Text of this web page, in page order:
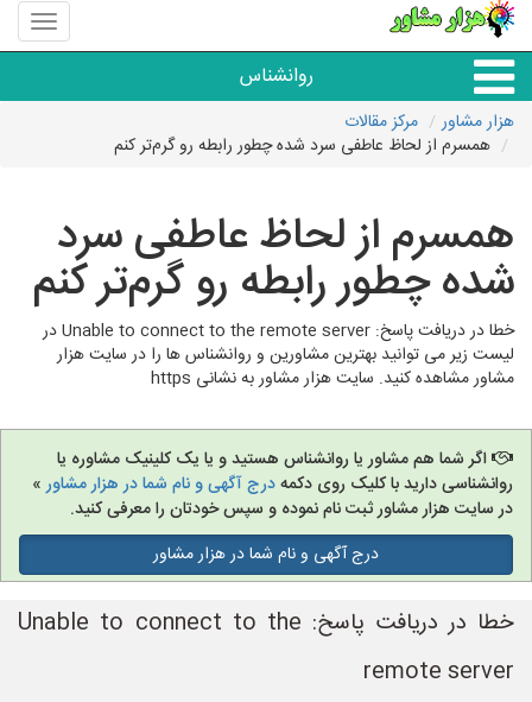
منوی
سایت
مشاور
روانشناس
همه مراکز روانشناسی
گروه روانشناسی
هزار مشاور
مرکز مقالات
همسرم از لحاظ عاطفی سرد شده چطور رابطه رو گرم‌تر کنم
همسرم از لحاظ عاطفی سرد
شده چطور رابطه رو گرم‌تر کنم
خطا در دریافت پاسخ: Unable to connect to the remote server در
لیست زیر می توانید بهترین مشاورین و روانشناس ها را در سایت هزار
مشاور مشاهده کنید. سایت هزار مشاور به نشانی https
اگر شما هم مشاور یا روانشناس هستید و یا یک کلینیک مشاوره یا
روانشناسی دارید با کلیک روی دکمهدرج آگهی و نام شما در هزار مشاور»
در سایت هزار مشاور ثبت نام نموده و سپس خودتان را معرفی کنید.
درج آگهی و نام شما در هزار مشاور
خطا در دریافت پاسخ: Unable to connect to the
remote server